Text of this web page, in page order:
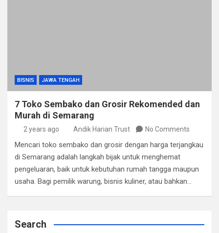
BISNIS JAWA TENGAH
7 Toko Sembako dan Grosir Rekomended dan
Murah di Semarang
2 years ago Andik Harian Trust No Comments
Mencari toko sembako dan grosir dengan harga terjangkau
di Semarang adalah langkah bijak untuk menghemat
pengeluaran, baik untuk kebutuhan rumah tangga maupun
usaha. Bagi pemilik warung, bisnis kuliner, atau bahkan…
Search